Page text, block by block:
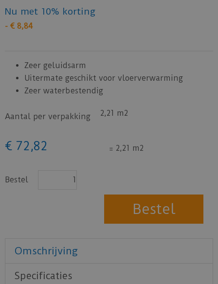
Nu met 10% korting
- € 8,84
Zeer geluidsarm
Uitermate geschikt voor vloerverwarming
Zeer waterbestendig
Aantal per verpakking 2,21 m2
€ 72 ,82 = 2,21 m2
Bestel
Omschrijving
Specificaties